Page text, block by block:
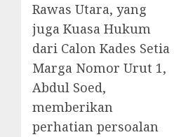
Rawas Utara, yang
juga Kuasa Hukum
dari Calon Kades Setia
Marga Nomor Urut 1,
Abdul Soed,
memberikan
perhatian persoalan